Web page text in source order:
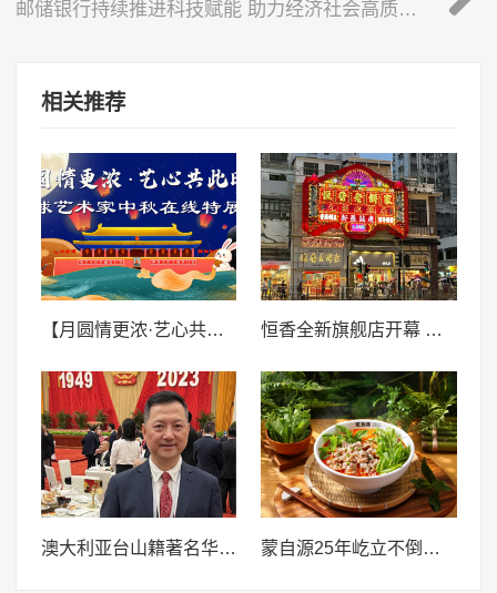
邮储银行持续推进科技赋能 助力经济社会高质量发展
相关推荐
【月圆情更浓·艺心共此时】全球艺术家中秋在线特展—黄维耀 恒香全新旗舰店开幕 新店传承百年文化
澳大利亚台山籍著名华人侨领李仕文 蒙自源25年屹立不倒，越战越勇背后的商业密码